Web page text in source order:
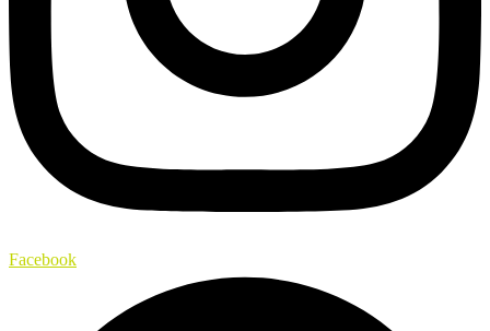
Facebook